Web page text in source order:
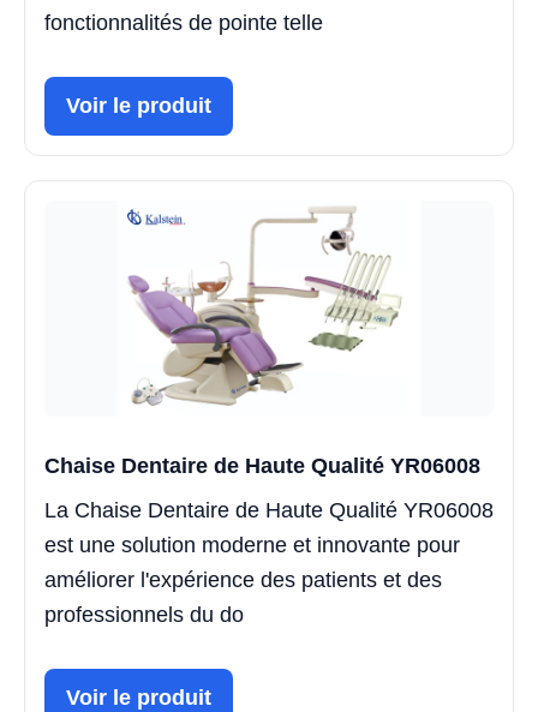
fonctionnalités de pointe telle
Voir le produit
Chaise Dentaire de Haute Qualité YR06008
La Chaise Dentaire de Haute Qualité YR06008
est une solution moderne et innovante pour
améliorer l'expérience des patients et des
professionnels du do
Voir le produit